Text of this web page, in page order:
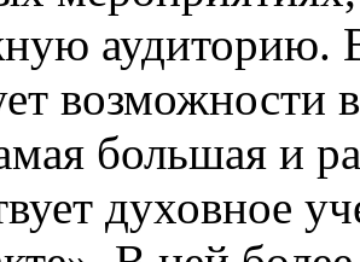
аудиторию.
большая и
духовное